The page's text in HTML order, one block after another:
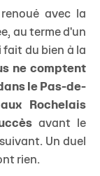
avec la
au terme d'un
fait du bien à la
ne comptent
le Pas-de-
Rochelais
avant le
Un duel
rien.